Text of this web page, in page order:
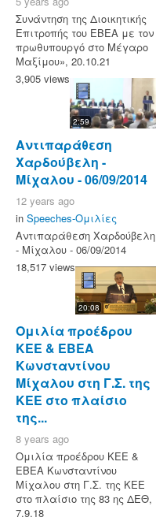
Συνάντηση της Διοικητικής
Επιτροπής του ΕΒΕΑ με τον
πρωθυπουργό στο Μέγαρο
Μαξίμου», 20.10.21
3,905 views
2:59
Αντιπαράθεση
Χαρδούβελη -
Μίχαλου - 06/09/2014
12 years ago
in Speeches-Ομιλίες
Αντιπαράθεση Χαρδούβελη
- Μίχαλου - 06/09/2014
18,517 views
20:08
Ομιλία προέδρου
ΚΕΕ & ΕΒΕΑ
Κωνσταντίνου
Μίχαλου στη Γ.Σ. της
ΚΕΕ στο πλαίσιο
της...
8 years ago
Ομιλία προέδρου ΚΕΕ &
ΕΒΕΑ Κωνσταντίνου
Μίχαλου στη Γ.Σ. της ΚΕΕ
στο πλαίσιο της 83 ης ΔΕΘ,
7.9.18